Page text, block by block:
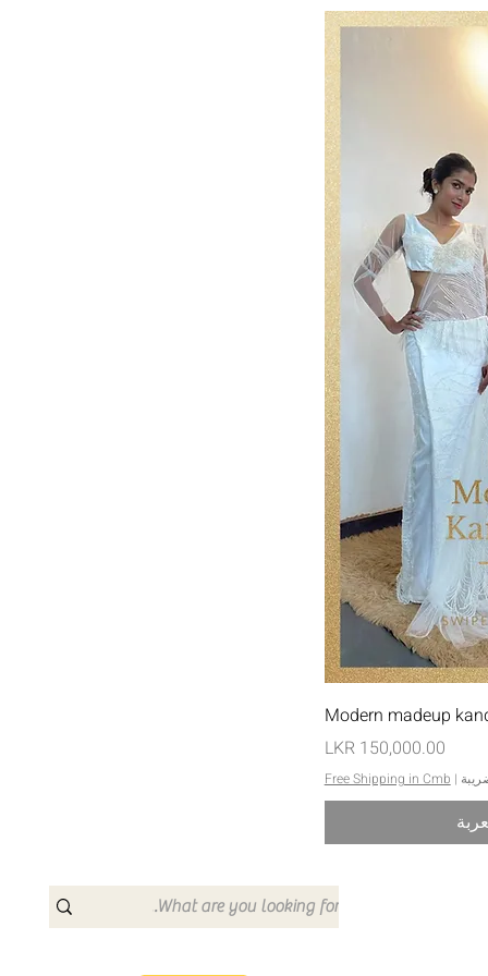
Modern madeup
السعر
|
Free Shipping in Cmb